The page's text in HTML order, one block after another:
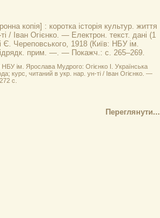
копія] : коротка історія культур. життя
/ Іван Огієнко. — Електрон. текст. дані (1
Череповського, 1918 (Київ: НБУ ім.
прим. —. — Покажч.: с. 265–269.
ім. Ярослава Мудрого: Огієнко І. Українська
курс, читаний в укр. нар. ун-ті / Іван Огієнко. —
с.
Переглянути...